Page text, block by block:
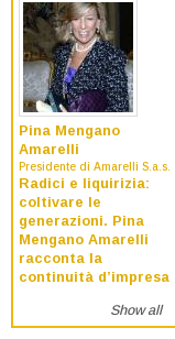
Pina Mengano
Amarelli
Presidente di Amarelli S.a.s.
Radici e liquirizia:
coltivare le
generazioni. Pina
Mengano Amarelli
racconta la
continuità d’impresa
Show all